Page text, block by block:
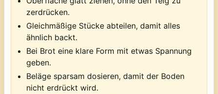
zerdrücken.
Gleichmäßige Stücke abteilen, damit alles
ähnlich backt.
Bei Brot eine klare Form mit etwas Spannung
geben.
Beläge sparsam dosieren, damit der Boden
nicht erdrückt wird.